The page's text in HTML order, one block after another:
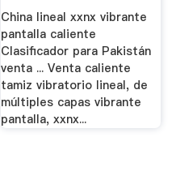
Calidad Y Xxnx En
Alibaba.
China lineal xxnx vibrante
pantalla caliente
Clasificador para Pakistán
venta ... Venta caliente
tamiz vibratorio lineal, de
múltiples capas vibrante
pantalla, xxnx...